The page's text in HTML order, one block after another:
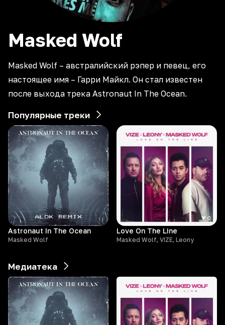
Masked Wolf
Masked Wolf – австралийский рэпер и певец, его
настоящее имя – Гарри Майкл. Он стал известен
после выхода трека Astronaut In The Ocean.
Популярные треки
Astronaut In The Ocean
Masked Wolf
Love On The Line
Masked Wolf, VIZE, Leony
Медиатека